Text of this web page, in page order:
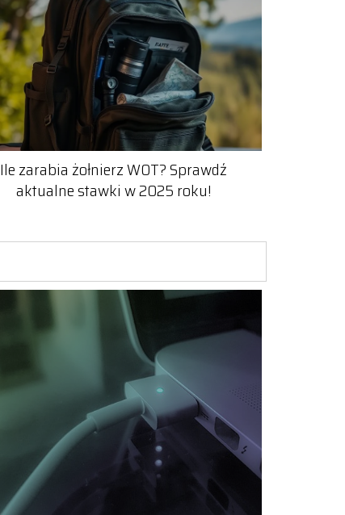
Ile zarabia żołnierz WOT? Sprawdź
aktualne stawki w 2025 roku!